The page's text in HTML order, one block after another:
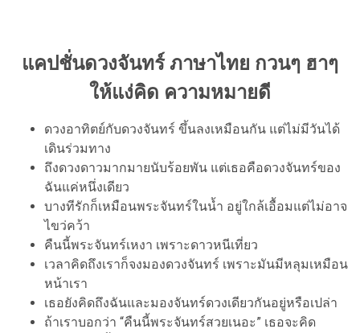
แคปชั่นดวงจันทร์ ภาษาไทย กวนๆ ฮาๆ
ให้แง่คิด ความหมายดี
ดวงอาทิตย์กับดวงจันทร์ ขึ้นลงเหมือนกัน แต่ไม่มีวันได้
เดินร่วมทาง
ถึงดวงดาวมากมายนับร้อยพัน แต่เธอคือดวงจันทร์ของ
ฉันแค่หนึ่งเดียว
บางทีรักก็เหมือนพระจันทร์ในน้ำ อยู่ใกล้เอื้อมแต่ไม่อาจ
ไขว่คว้า
คืนนี้พระจันทร์เหงา เพราะดาวหนีเที่ยว
เวลาคิดถึงเราก็จงมองดวงจันทร์ เพราะมันมีหลุมเหมือน
หน้าเรา
เธอยังคิดถึงฉันและมองจันทร์ดวงเดียวกันอยู่หรือเปล่า
ถ้าเราบอกว่า “คืนนี้พระจันทร์สวยเนอะ” เธอจะคิด